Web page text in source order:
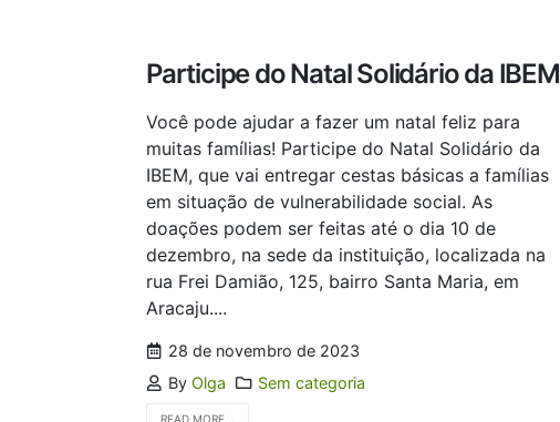
Participe do Natal Solidário da IBEM
Você pode ajudar a fazer um natal feliz para
muitas famílias! Participe do Natal Solidário da
IBEM, que vai entregar cestas básicas a famílias
em situação de vulnerabilidade social. As
doações podem ser feitas até o dia 10 de
dezembro, na sede da instituição, localizada na
rua Frei Damião, 125, bairro Santa Maria, em
Aracaju....
28 de novembro de 2023
ByOlga Sem categoria
READ MORE...